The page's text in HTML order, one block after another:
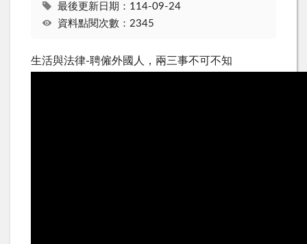
最後更新日期：114-09-24
資料點閱次數：2345
生活與法律-聘僱外國人，兩三事不可不知